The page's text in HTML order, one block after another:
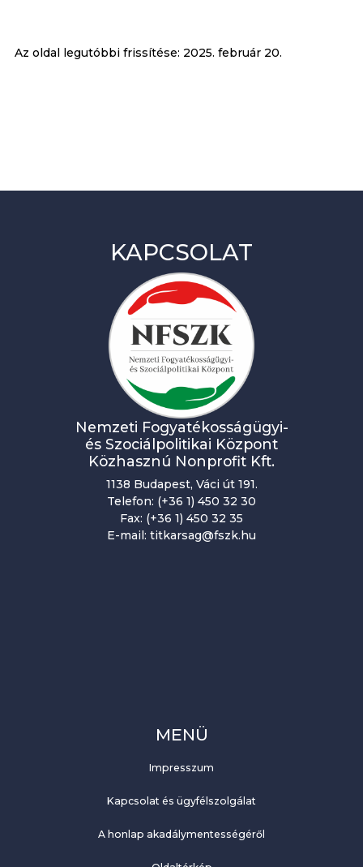
Az oldal legutóbbi frissítése: 2025. február 20.
KAPCSOLAT
Nemzeti Fogyatékosságügyi-
és Szociálpolitikai Központ
Közhasznú Nonprofit Kft.
1138 Budapest, Váci út 191.
Telefon: (+36 1) 450 32 30
Fax: (+36 1) 450 32 35
E-mail: titkarsag@fszk.hu
MENÜ
Impresszum
Kapcsolat és ügyfélszolgálat
A honlap akadálymentességéről